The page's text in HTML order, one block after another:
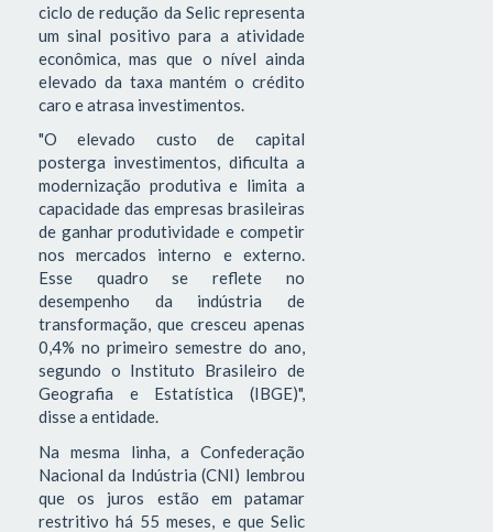
ciclo de redução da Selic representa
um sinal positivo para a atividade
econômica, mas que o nível ainda
elevado da taxa mantém o crédito
caro e atrasa investimentos.
"O elevado custo de capital
posterga investimentos, dificulta a
modernização produtiva e limita a
capacidade das empresas brasileiras
de ganhar produtividade e competir
nos mercados interno e externo.
Esse quadro se reflete no
desempenho da indústria de
transformação, que cresceu apenas
0,4% no primeiro semestre do ano,
segundo o Instituto Brasileiro de
Geografia e Estatística (IBGE)",
disse a entidade.
Na mesma linha, a Confederação
Nacional da Indústria (CNI) lembrou
que os juros estão em patamar
restritivo há 55 meses, e que Selic